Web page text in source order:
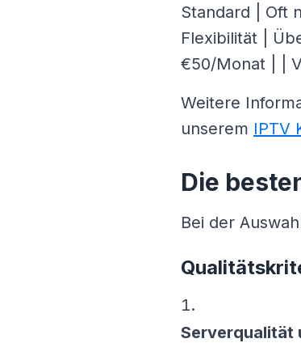
Standard | Oft
Flexibilität |
€50/Monat | |
Weitere
unserem IPTV
Die
Bei der
Serverqualität